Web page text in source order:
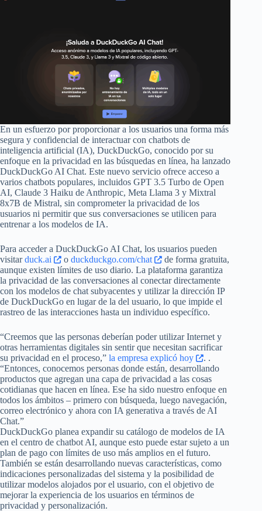
En un esfuerzo por proporcionar a los usuarios una forma más
segura y confidencial de interactuar con chatbots de
inteligencia artificial (IA), DuckDuckGo, conocido por su
enfoque en la privacidad en las búsquedas en línea, ha lanzado
DuckDuckGo AI Chat. Este nuevo servicio ofrece acceso a
varios chatbots populares, incluidos GPT 3.5 Turbo de Open
AI, Claude 3 Haiku de Anthropic, Meta Llama 3 y Mixtral
8x7B de Mistral, sin comprometer la privacidad de los
usuarios ni permitir que sus conversaciones se utilicen para
entrenar a los modelos de IA.
Para acceder a DuckDuckGo AI Chat, los usuarios pueden
visitarduck.ai o duckduckgo.com/chat
de forma gratuita,
aunque existen límites de uso diario. La plataforma garantiza
la privacidad de las conversaciones al conectar directamente
con los modelos de chat subyacentes y utilizar la dirección IP
de DuckDuckGo en lugar de la del usuario, lo que impide el
rastreo de las interacciones hasta un individuo específico.
“Creemos que las personas deberían poder utilizar Internet y
otras herramientas digitales sin sentir que necesitan sacrificar
su privacidad en el proceso,” la empresa explicó hoy
. .
“Entonces, conocemos personas donde están, desarrollando
productos que agregan una capa de privacidad a las cosas
cotidianas que hacen en línea. Ese ha sido nuestro enfoque en
todos los ámbitos – primero con búsqueda, luego navegación,
correo electrónico y ahora con IA generativa a través de AI
Chat.”
DuckDuckGo planea expandir su catálogo de modelos de IA
en el centro de chatbot AI, aunque esto puede estar sujeto a un
plan de pago con límites de uso más amplios en el futuro.
También se están desarrollando nuevas características, como
indicaciones personalizadas del sistema y la posibilidad de
utilizar modelos alojados por el usuario, con el objetivo de
mejorar la experiencia de los usuarios en términos de
privacidad y personalización.